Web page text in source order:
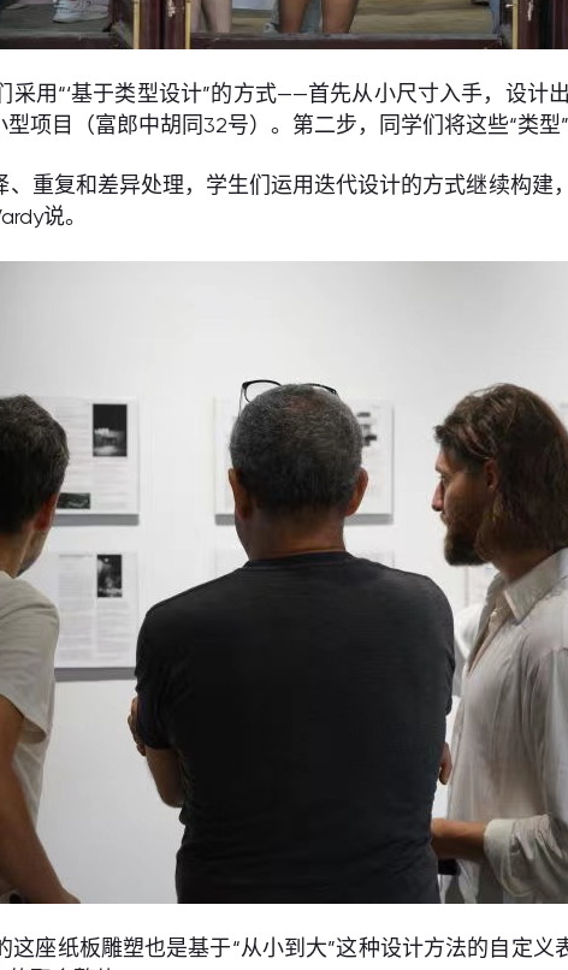
采用“‘基于类型设计”的方式——首先从小尺寸入手，设
项目（富郎中胡同32号）。第二步，同学们将这些“类
、重复和差异处理，学生们运用迭代设计的方式继续构
说。
这座纸板雕塑也是基于“从小到大”这种设计方法的自定